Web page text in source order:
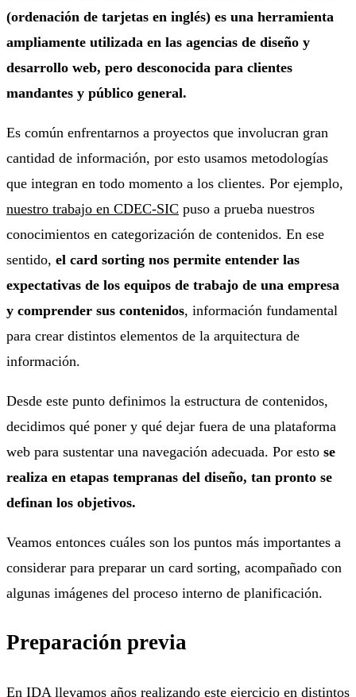
(ordenación de tarjetas en inglés) es una herramienta
ampliamente utilizada en las agencias de diseño y
desarrollo web, pero desconocida para clientes
mandantes y público general.
Es común enfrentarnos a proyectos que involucran gran
cantidad de información, por esto usamos metodologías
que integran en todo momento a los clientes. Por ejemplo,
nuestro trabajo en CDEC-SIC puso a prueba nuestros
conocimientos en categorización de contenidos. En ese
sentido, el card sorting nos permite entender las
expectativas de los equipos de trabajo de una empresa
y comprender sus contenidos, información fundamental
para crear distintos elementos de la arquitectura de
información.
Desde este punto definimos la estructura de contenidos,
decidimos qué poner y qué dejar fuera de una plataforma
web para sustentar una navegación adecuada. Por esto se
realiza en etapas tempranas del diseño, tan pronto se
definan los objetivos.
Veamos entonces cuáles son los puntos más importantes a
considerar para preparar un card sorting, acompañado con
algunas imágenes del proceso interno de planificación.
Preparación previa
En IDA llevamos años realizando este ejercicio en distintos